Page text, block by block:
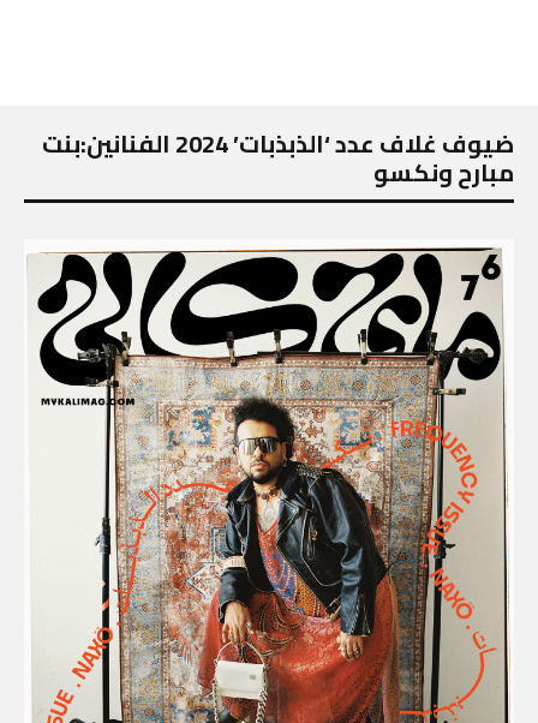
ضيوف غلاف عدد ‘الذبذبات’ 2024 الفنانين:بنت
مبارح ونكسو